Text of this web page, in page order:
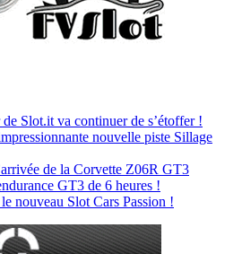
Slot.it va continuer de s’étoffer !
nouvelle piste Sillage
de la Corvette Z06R GT3
GT3 de 6 heures !
nouveau Slot Cars Passion !